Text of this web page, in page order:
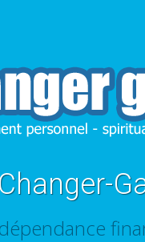
Changer-